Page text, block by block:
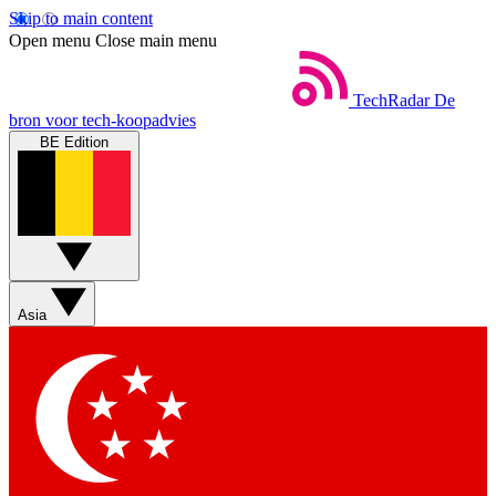
Skip to main content
Open menu Close main menu
TechRadar De
bron voor tech-koopadvies
BE Edition
Asia